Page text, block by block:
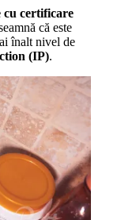
cu certificare
că este
înalt nivel de
(IP).